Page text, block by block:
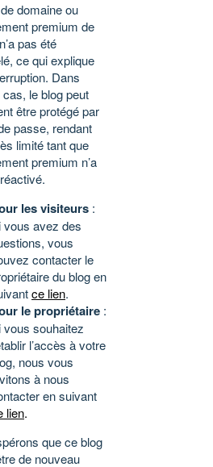
domaine ou
premium de
pas été
ce qui explique
Dans
le blog peut
être protégé par
passe, rendant
limité tant que
premium n’a
les visiteurs :
vous avez des
vous
contacter le
du blog en
ce lien.
le propriétaire :
vous souhaitez
l’accès à votre
nous vous
à nous
en suivant
lien.
que ce blog
de nouveau